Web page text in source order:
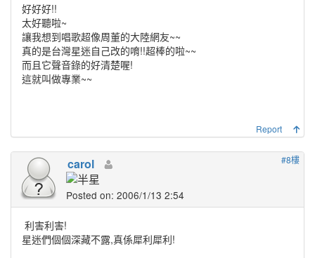
好好好!!
太好聽啦~
讓我想到唱歌超像周董的大陸網友~~
真的是台灣星迷自己改的唷!!超棒的啦~~
而且它聲音錄的好清楚喔!
這就叫做專業~~
Report
#8樓
carol
Posted on: 2006/1/13 2:54
利害利害!
星迷們個個深藏不露,真係犀利犀利!